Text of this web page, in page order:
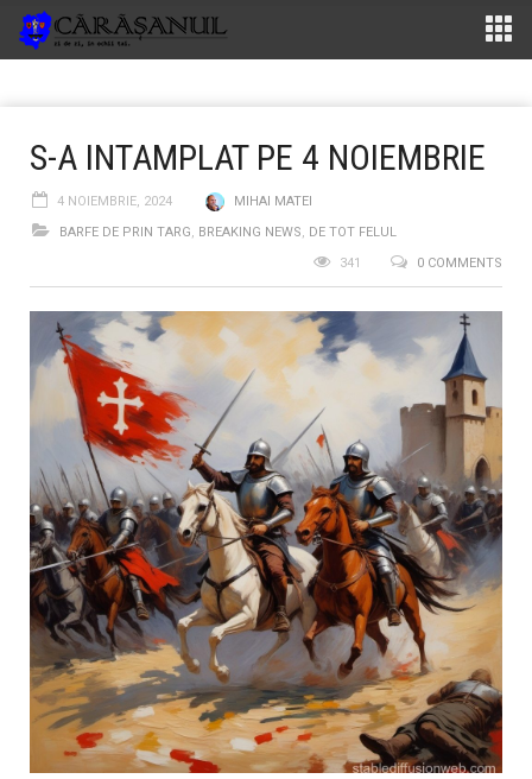
S-A INTAMPLAT PE 4 NOIEMBRIE
4 NOIEMBRIE, 2024
MIHAI MATEI
BARFE DE PRIN TARG, BREAKING NEWS, DE TOT FELUL
0 COMMENTS
341